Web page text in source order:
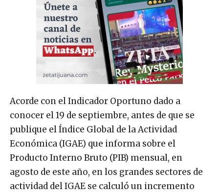
Acorde con el Indicador Oportuno dado a
conocer el 19 de septiembre, antes de que se
publique el Índice Global de la Actividad
Económica (IGAE) que informa sobre el
Producto Interno Bruto (PIB) mensual, en
agosto de este año, en los grandes sectores de
actividad del IGAE se calculó un incremento